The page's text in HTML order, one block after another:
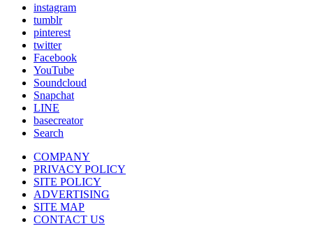
instagram
tumblr
pinterest
twitter
Facebook
YouTube
Soundcloud
Snapchat
LINE
basecreator
Search
COMPANY
PRIVACY POLICY
SITE POLICY
ADVERTISING
SITE MAP
CONTACT US